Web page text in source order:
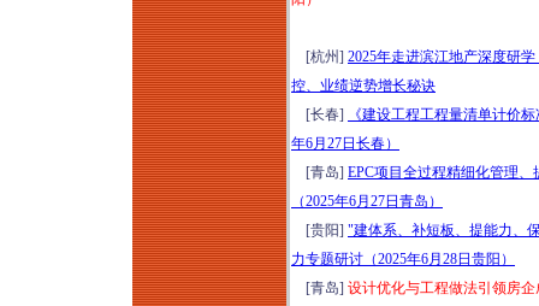
[杭州] 2025年走进滨江地产深度研
控、业绩逆势增长秘诀
[长春]
《建设工程工程量清单计价
年6月27日长春）
[青岛] EPC项目全过程精细化管理
（2025年6月27日青岛）
[贵阳] "建体系、补短板、提能力、
力专题研讨（2025年6月28日贵阳）
[青岛] 设计优化与工程做法引领房企